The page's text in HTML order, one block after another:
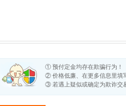
① 预付定金均存在欺骗行为！
② 价格低廉、在更多信息里填
③ 若遇上疑似或确定为欺诈交